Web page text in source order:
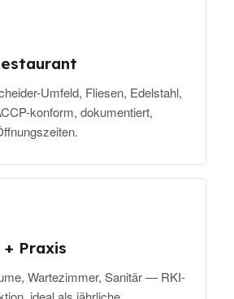
Umfeld, Fliesen, Edelstahl,
konform, dokumentiert,
Praxis
Wartezimmer, Sanitär — RKI-